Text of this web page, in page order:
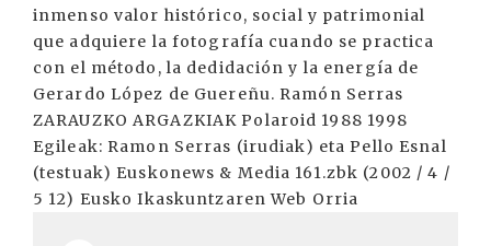
inmenso valor histórico, social y patrimonial
que adquiere la fotografía cuando se practica
con el método, la dedidación y la energía de
Gerardo López de Guereñu. Ramón Serras
ZARAUZKO ARGAZKIAK Polaroid 1988 1998
Egileak: Ramon Serras (irudiak) eta Pello Esnal
(testuak) Euskonews & Media 161.zbk (2002 / 4 /
5 12) Eusko Ikaskuntzaren Web Orria